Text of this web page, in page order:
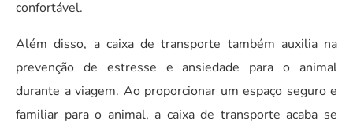
confortável.
Além disso, a caixa de transporte também auxilia na
prevenção de estresse e ansiedade para o animal
durante a viagem. Ao proporcionar um espaço seguro e
familiar para o animal, a caixa de transporte acaba se